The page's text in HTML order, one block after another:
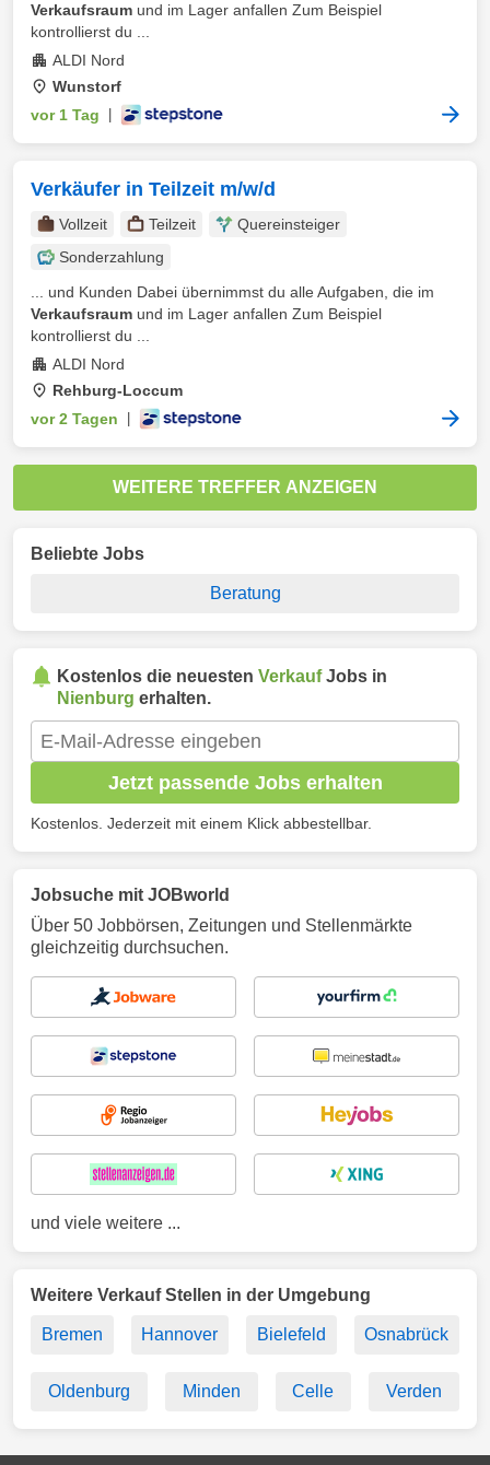
Verkaufsraum und im Lager anfallen Zum Beispiel
kontrollierst du ...
ALDI Nord
Wunstorf
vor 1 Tag
Verkäufer in Teilzeit m/w/d
Vollzeit Teilzeit
Quereinsteiger
Sonderzahlung
... und Kunden Dabei übernimmst du alle Aufgaben, die im
Verkaufsraum und im Lager anfallen Zum Beispiel
kontrollierst du ...
ALDI Nord
Rehburg-Loccum
vor 2 Tagen
WEITERE TREFFER ANZEIGEN
Beliebte Jobs
Beratung
Kostenlos die neuesten VerkaufJobs in
Nienburg erhalten.
Jetzt passende Jobs erhalten
Kostenlos. Jederzeit mit einem Klick abbestellbar.
Jobsuche mit JOBworld
Über 50 Jobbörsen, Zeitungen und Stellenmärkte
gleichzeitig durchsuchen.
und viele weitere ...
Weitere Verkauf Stellen in der Umgebung
Bremen Hannover Bielefeld Osnabrück
Oldenburg Minden Celle Verden